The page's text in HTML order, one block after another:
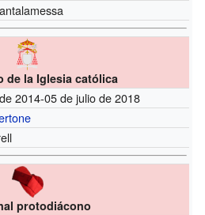
de la Iglesia católica
2014-05 de julio de 2018
protodiácono